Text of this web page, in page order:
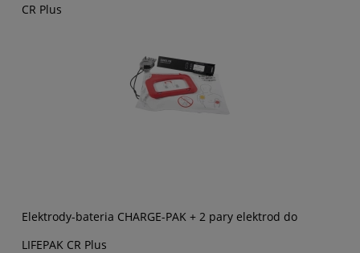
CR Plus
Elektrody-bateria CHARGE-PAK + 2 pary elektrod do
LIFEPAK CR Plus